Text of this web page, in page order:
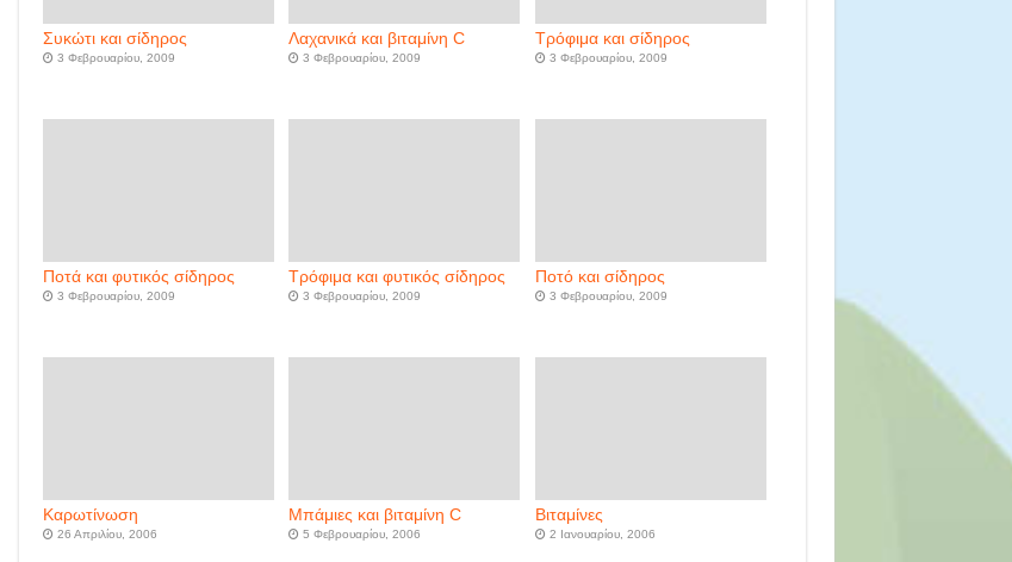
Συκώτι και σίδηρος
3 Φεβρουαρίου, 2009
Λαχανικά και βιταμίνη C
3 Φεβρουαρίου, 2009
Τρόφιμα και σίδηρος
3 Φεβρουαρίου, 2009
Ποτά και φυτικός σίδηρος
3 Φεβρουαρίου, 2009
Τρόφιμα και φυτικός σίδηρος
3 Φεβρουαρίου, 2009
Ποτό και σίδηρος
3 Φεβρουαρίου, 2009
Καρωτίνωση
26 Απριλίου, 2006
Μπάμιες και βιταμίνη C
5 Φεβρουαρίου, 2006
Βιταμίνες
2 Ιανουαρίου, 2006